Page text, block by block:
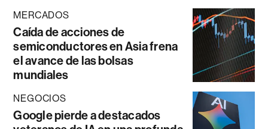
MERCADOS
Caída de acciones de
semiconductores en Asia frena
el avance de las bolsas
mundiales
NEGOCIOS
Google pierde a destacados